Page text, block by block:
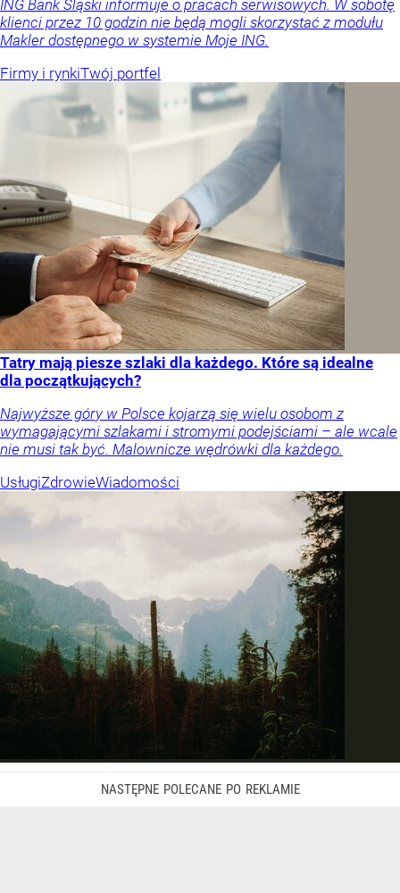
ING Bank Śląski informuje o pracach serwisowych. W sobotę
klienci przez 10 godzin nie będą mogli skorzystać z modułu
Makler dostępnego w systemie Moje ING.
Firmy i rynkiTwój portfel
Tatry mają piesze szlaki dla każdego. Które są idealne
dla początkujących?
Najwyższe góry w Polsce kojarzą się wielu osobom z
wymagającymi szlakami i stromymi podejściami – ale wcale
nie musi tak być. Malownicze wędrówki dla każdego.
UsługiZdrowieWiadomości